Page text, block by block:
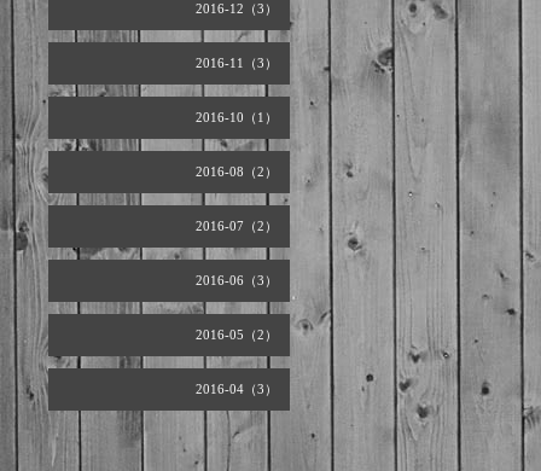
2016-12（3）
2016-11（3）
2016-10（1）
2016-08（2）
2016-07（2）
2016-06（3）
2016-05（2）
2016-04（3）